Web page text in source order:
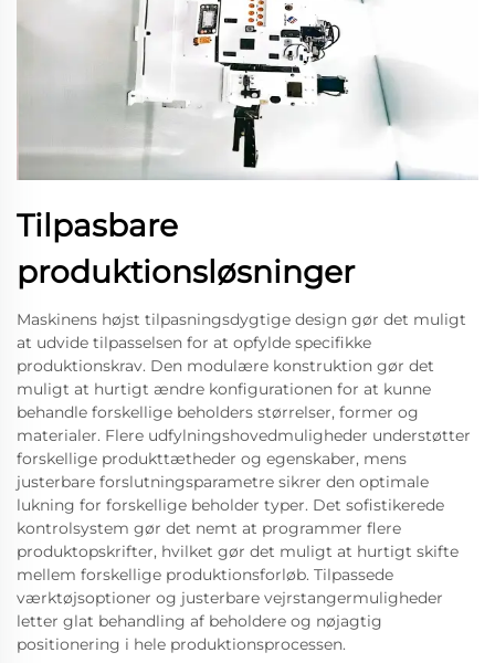
Tilpasbare
produktionsløsninger
Maskinens højst tilpasningsdygtige design gør det muligt
at udvide tilpasselsen for at opfylde specifikke
produktionskrav. Den modulære konstruktion gør det
muligt at hurtigt ændre konfigurationen for at kunne
behandle forskellige beholders størrelser, former og
materialer. Flere udfylningshovedmuligheder understøtter
forskellige produkttætheder og egenskaber, mens
justerbare forslutningsparametre sikrer den optimale
lukning for forskellige beholder typer. Det sofistikerede
kontrolsystem gør det nemt at programmer flere
produktopskrifter, hvilket gør det muligt at hurtigt skifte
mellem forskellige produktionsforløb. Tilpassede
værktøjsoptioner og justerbare vejrstangermuligheder
letter glat behandling af beholdere og nøjagtig
positionering i hele produktionsprocessen.